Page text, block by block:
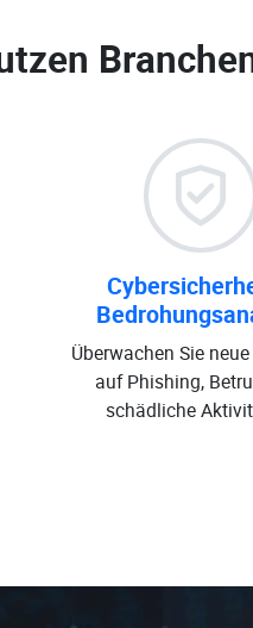
Überwachen Sie
auf Phishing,
schädliche